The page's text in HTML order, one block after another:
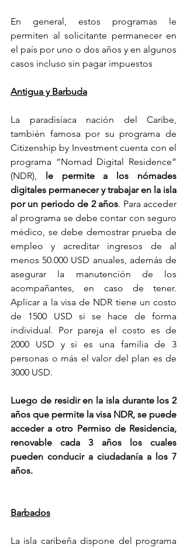
En general, estos programas le
permiten al solicitante permanecer en
el país por uno o dos años y en algunos
casos incluso sin pagar impuestos
Antigua y Barbuda
La paradisíaca nación del Caribe,
también famosa por su programa de
Citizenship by Investment cuenta con el
programa “Nomad Digital Residence”
(NDR), le permite a los nómades
digitales permanecer y trabajar en la isla
por un periodo de 2 años. Para acceder
al programa se debe contar con seguro
médico, se debe demostrar prueba de
empleo y acreditar ingresos de al
menos 50.000 USD anuales, además de
asegurar la manutención de los
acompañantes, en caso de tener.
Aplicar a la visa de NDR tiene un costo
de 1500 USD si se hace de forma
individual. Por pareja el costo es de
2000 USD y si es una familia de 3
personas o más el valor del plan es de
3000 USD.
Luego de residir en la isla durante los 2
años que permite la visa NDR, se puede
acceder a otro Permiso de Residencia,
renovable cada 3 años los cuales
pueden conducir a ciudadanía a los 7
años.
Barbados
La isla caribeña dispone del programa